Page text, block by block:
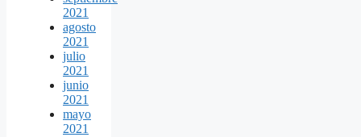
2021
agosto
2021
julio
2021
junio
2021
mayo
2021